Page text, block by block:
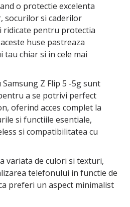
o protectie excelenta
socurilor si caderilor
ridicate pentru protectia
huse pastreaza
chiar si in cele mai
Z Flip 5 -5g sunt
a se potrivi perfect
oferind acces complet la
si functiile esentiale,
si compatibilitatea cu
variata de culori si texturi,
telefonului in functie de
preferi un aspect minimalist